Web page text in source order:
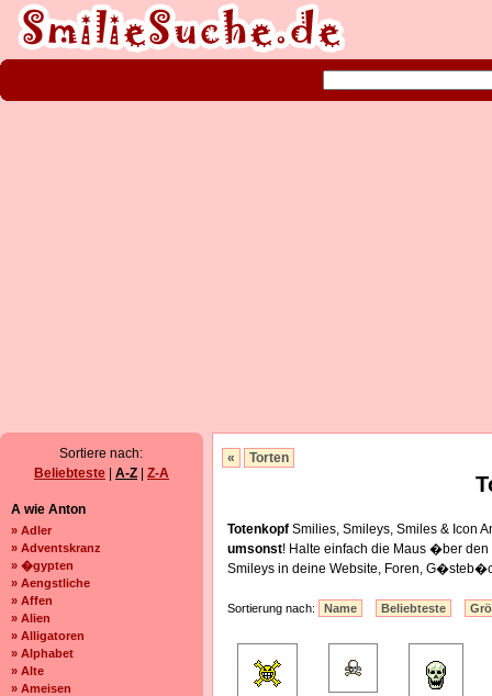
Sortiere nach:
Beliebteste
A-Z Z-A
A wie Anton
» Adler
» Adventskranz
» �gypten
» Aengstliche
» Affen
» Alien
» Alligatoren
» Alphabet
» Alte
» Ameisen
« Torten
Totenkopf Smilies, Smileys, Smiles & Icon
umsonst! Halte einfach die Maus �ber
Smileys in deine Website, Foren,
Sortierung nach: Name Beliebteste